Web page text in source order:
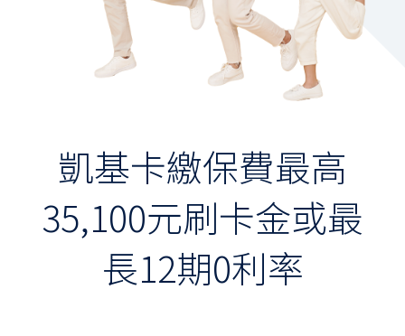
集團成員
聯絡我們
凱基卡繳保費最高
35,100元刷卡金或最
長12期0利率